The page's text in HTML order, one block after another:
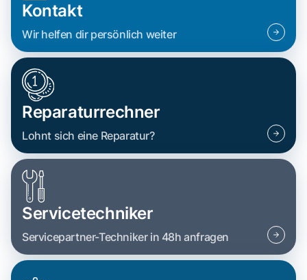
Kontakt
Wir helfen dir persönlich weiter
Reparaturrechner
Lohnt sich eine Reparatur?
Servicetechniker
Servicepartner-Techniker in 48h anfragen